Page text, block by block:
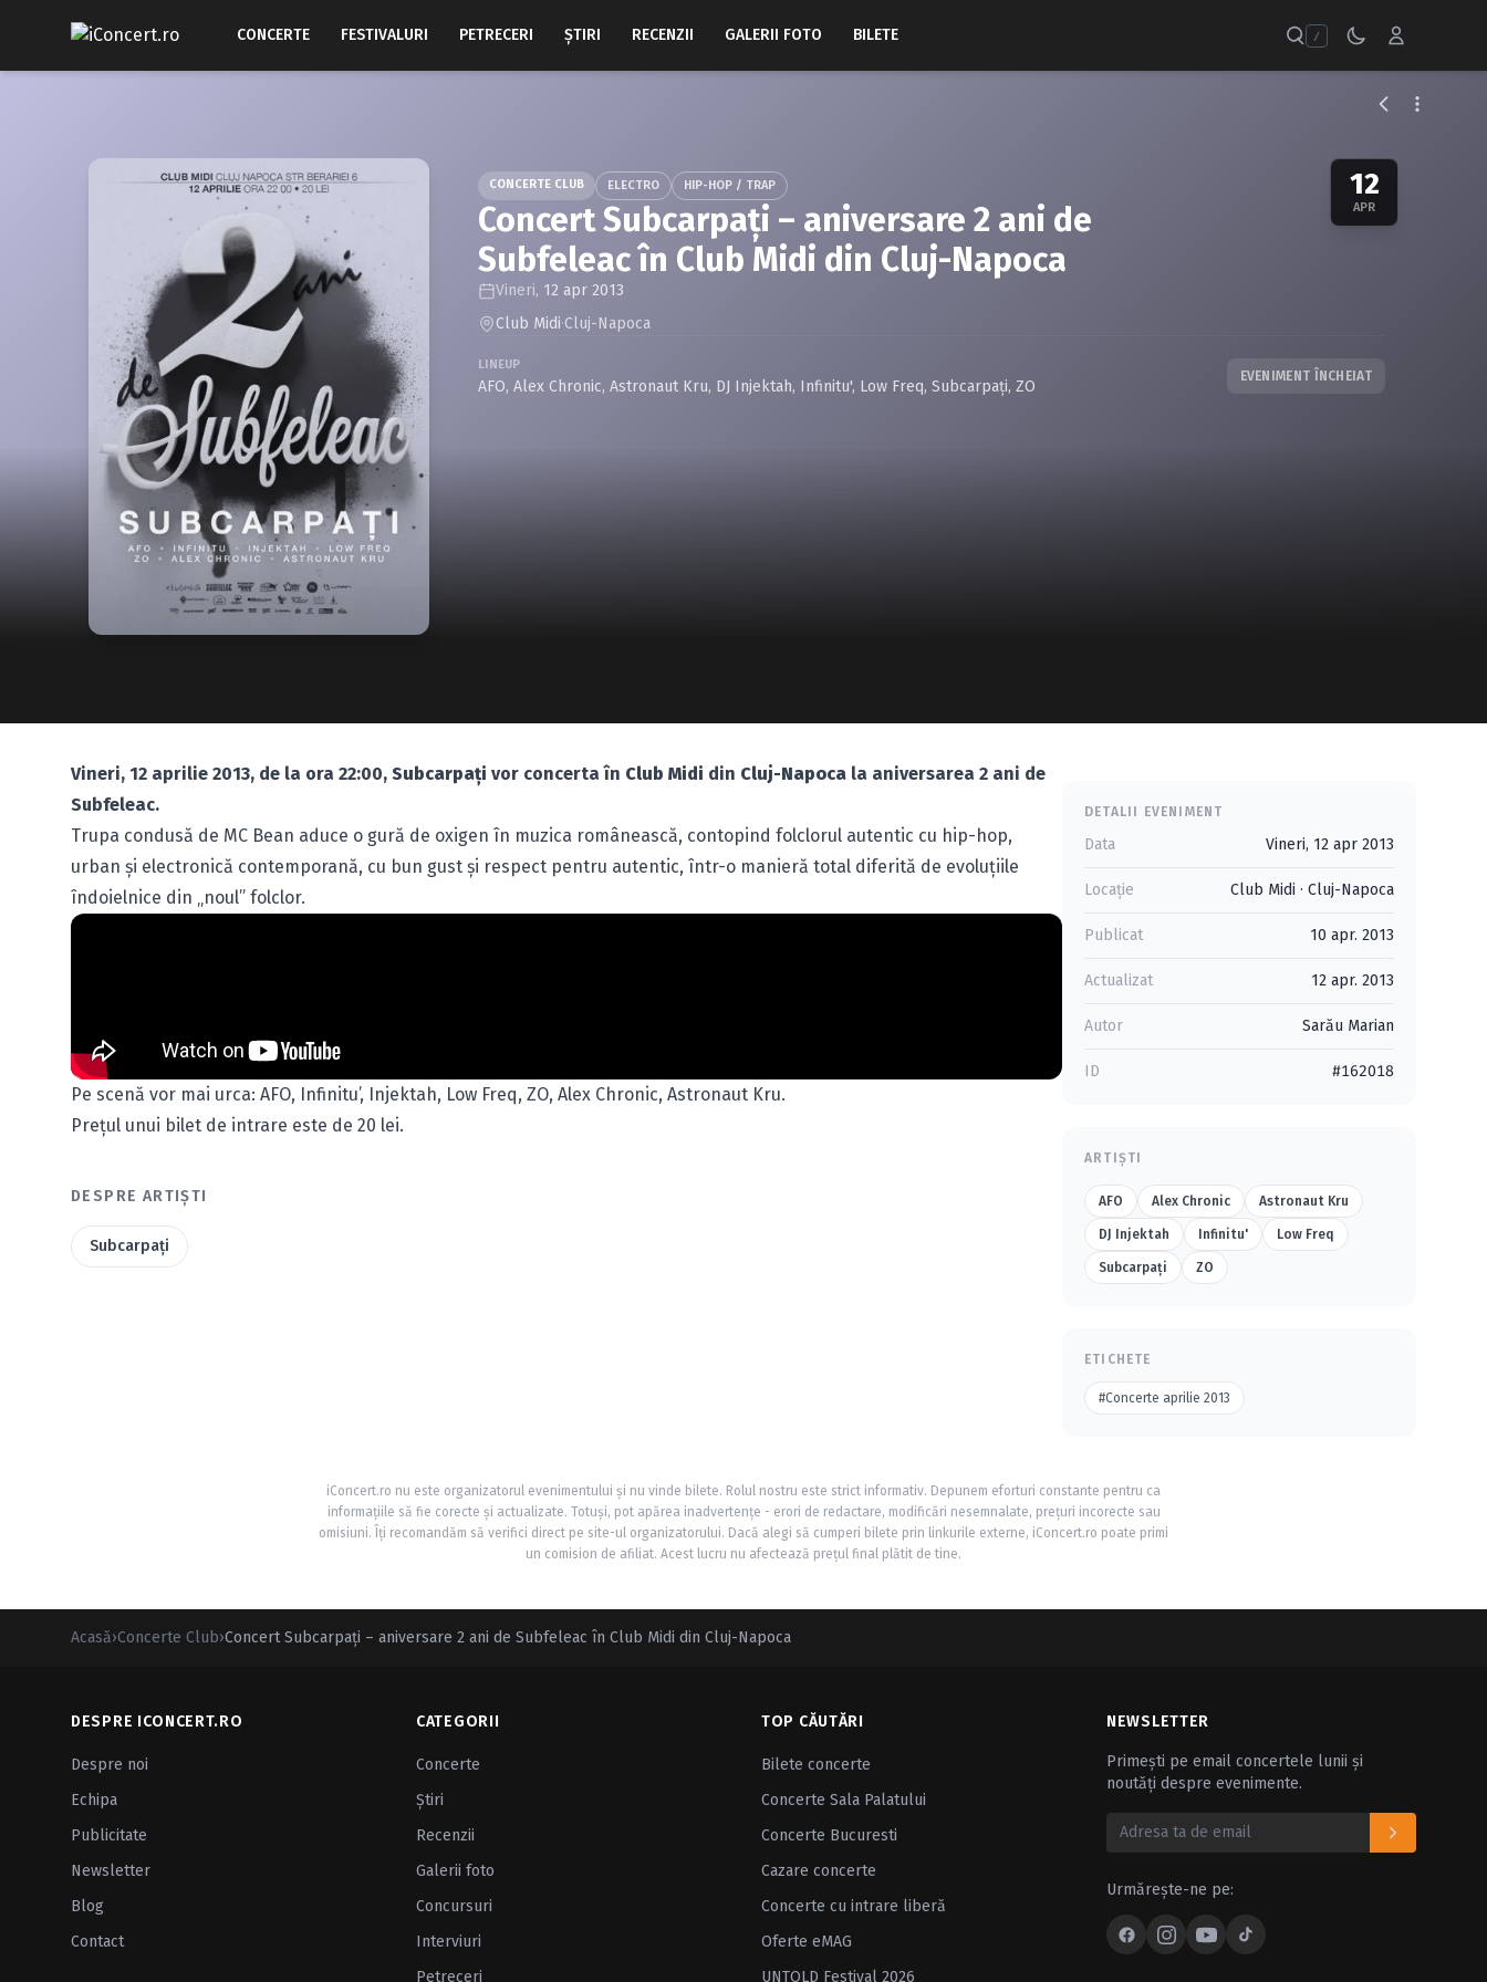
CONCERTE FESTIVALURI PETRECERI ŞTIRI RECENZII GALERII FOTO BILETE /
12
APR
CONCERTE CLUB ELECTRO HIP-HOP / TRAP
Concert Subcarpaţi – aniversare 2 ani de
Subfeleac în Club Midi din Cluj-Napoca
Vineri, 12 apr 2013
Club Midi·Cluj-Napoca
LINEUP
AFO, Alex Chronic, Astronaut Kru, DJ Injektah, Infinitu', Low Freq, Subcarpaţi, ZO
EVENIMENT ÎNCHEIAT
Vineri, 12 aprilie 2013, de la ora 22:00, Subcarpaţi vor concerta în Club Midi din Cluj-Napoca la aniversarea 2 ani de
Subfeleac.
Trupa condusă de MC Bean aduce o gură de oxigen în muzica românească, contopind folclorul autentic cu hip-hop,
urban şi electronică contemporană, cu bun gust şi respect pentru autentic, într-o manieră total diferită de evoluţiile
îndoielnice din „noul” folclor.
Pe scenă vor mai urca: AFO, Infinitu’, Injektah, Low Freq, ZO, Alex Chronic, Astronaut Kru.
Preţul unui bilet de intrare este de 20 lei.
DESPRE ARTIȘTI
Subcarpaţi
DETALII EVENIMENT
Data Vineri, 12 apr 2013
Locație Club Midi · Cluj-Napoca
Publicat 10 apr. 2013
Actualizat 12 apr. 2013
Autor Sarău Marian
ID #162018
ARTIȘTI
AFO Alex Chronic Astronaut Kru
DJ Injektah Infinitu' Low Freq
Subcarpaţi ZO
ETICHETE
#Concerte aprilie 2013
iConcert.ro nu este organizatorul evenimentului și nu vinde bilete. Rolul nostru este strict informativ. Depunem eforturi constante pentru ca
informațiile să fie corecte și actualizate. Totuși, pot apărea inadvertențe - erori de redactare, modificări nesemnalate, prețuri incorecte sau
omisiuni. Îți recomandăm să verifici direct pe site-ul organizatorului. Dacă alegi să cumperi bilete prin linkurile externe, iConcert.ro poate primi
un comision de afiliat. Acest lucru nu afectează prețul final plătit de tine.
Acasă›Concerte Club›Concert Subcarpaţi – aniversare 2 ani de Subfeleac în Club Midi din Cluj-Napoca
DESPRE ICONCERT.RO
Despre noi
Echipa
Publicitate
Newsletter
Blog
Contact
CATEGORII
Concerte
Ştiri
Recenzii
Galerii foto
Concursuri
Interviuri
Petreceri
TOP CĂUTĂRI
Bilete concerte
Concerte Sala Palatului
Concerte Bucuresti
Cazare concerte
Concerte cu intrare liberă
Oferte eMAG
UNTOLD Festival 2026
NEWSLETTER
Primești pe email concertele lunii și
noutăți despre evenimente.
Urmărește-ne pe: